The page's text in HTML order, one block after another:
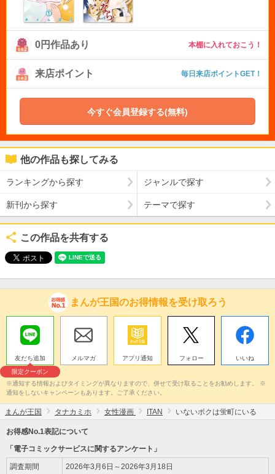
0円作品あり 本棚に入れておこう！
来店ポイント 毎日来店ポイントGET！
今すぐ会員登録する(無料)
他の作品も探してみる
ランキングから探す ジャンルで探す
新刊から探す テーマで探す
この作品を共有する
まんが王国のお得情報を受け取ろう
友だち追加
限定クーポン
メルマガ アプリ通知 フォロー いいね
※通知する情報およびタイミングが異なりますので、併せて受け取ることをお勧めします。 ※
通知をしないキャンペーンもあります。ご了承ください。
まんが王国 タナカミホ 女性漫画 ITAN いないボクは蛍町にいる
お得感No.1表記について
「電子コミックサービスに関するアンケート」
調査期間 2026年3月6日～2026年3月18日